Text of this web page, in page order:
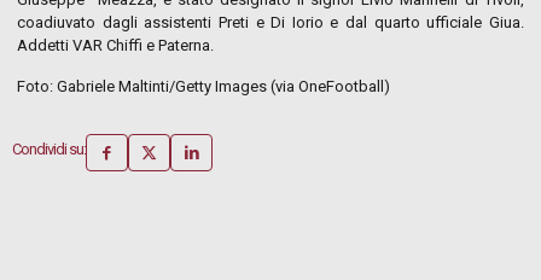
coadiuvato dagli assistenti Preti e Di Iorio e dal quarto ufficiale Giua.
Addetti VAR Chiffi e Paterna.
Foto: Gabriele Maltinti/Getty Images (via OneFootball)
Condividi su: